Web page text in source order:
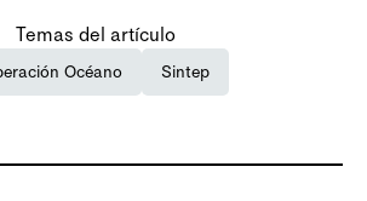
Temas del artículo
Océano Sintep